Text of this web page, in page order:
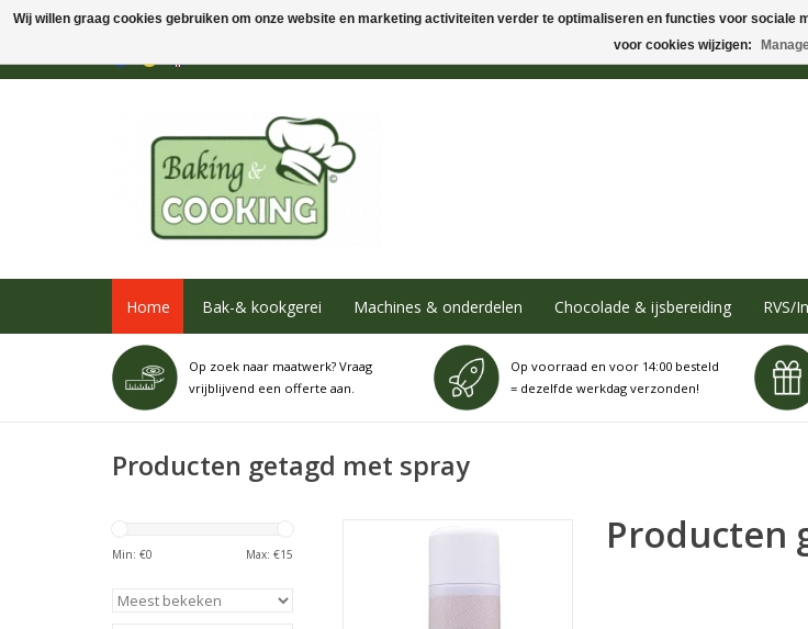
Home Bak-& kookgerei Machines & onderdelen Chocolade & ijsbereiding RVS/
Op zoek naar maatwerk? Vraag
vrijblijvend een offerte aan.
Op voorraad en voor 14:00 besteld
= dezelfde werkdag verzonden!
Producten getagd met spray
Min: €0 Max: €15
De Cacaoboter Spray van Brand
glanzende uitstraling te geven en
Producten
Wij willen graag cookies gebruiken om onze website en marketing activiteiten verder te optimaliseren en functies voor
voor cookies wijzigen: